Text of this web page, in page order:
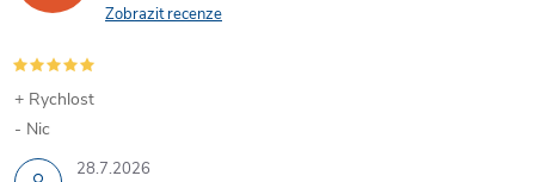
Zobrazit recenze
28.7.2026
+ Rychlost
- Nic